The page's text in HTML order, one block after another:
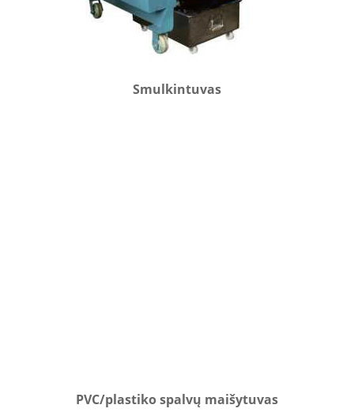
Smulkintuvas
PVC/plastiko spalvų maišytuvas